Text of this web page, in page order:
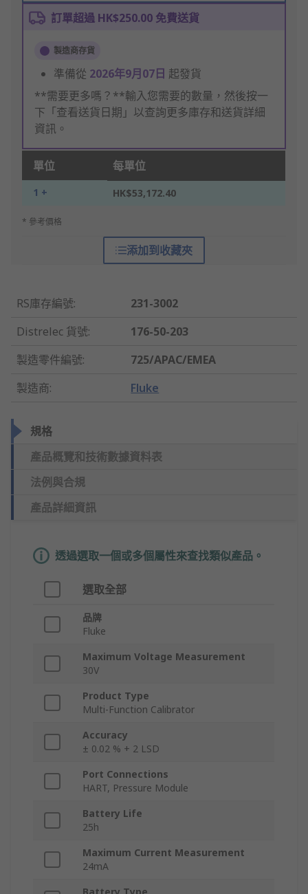
訂單超過 HK$250.00 免費送貨
製造商存貨
準備從 2026年9月07日 起發貨
**需要更多嗎？**輸入您需要的數量，然後按一
下「查看送貨日期」以查詢更多庫存和送貨詳細
資訊。
單位 每單位
1 + HK$53,172.40
* 參考價格
添加到收藏夾
RS庫存編號:
231-3002
Distrelec 貨號:
176-50-203
製造零件編號:
725/APAC/EMEA
製造商: Fluke
規格
產品概覽和技術數據資料表
法例與合規
產品詳細資訊
透過選取一個或多個屬性來查找類似產品。
選取全部
品牌
Fluke
Maximum Voltage Measurement
30V
Product Type
Multi-Function Calibrator
Accuracy
± 0.02 % + 2 LSD
Port Connections
HART, Pressure Module
Battery Life
25h
Maximum Current Measurement
24mA